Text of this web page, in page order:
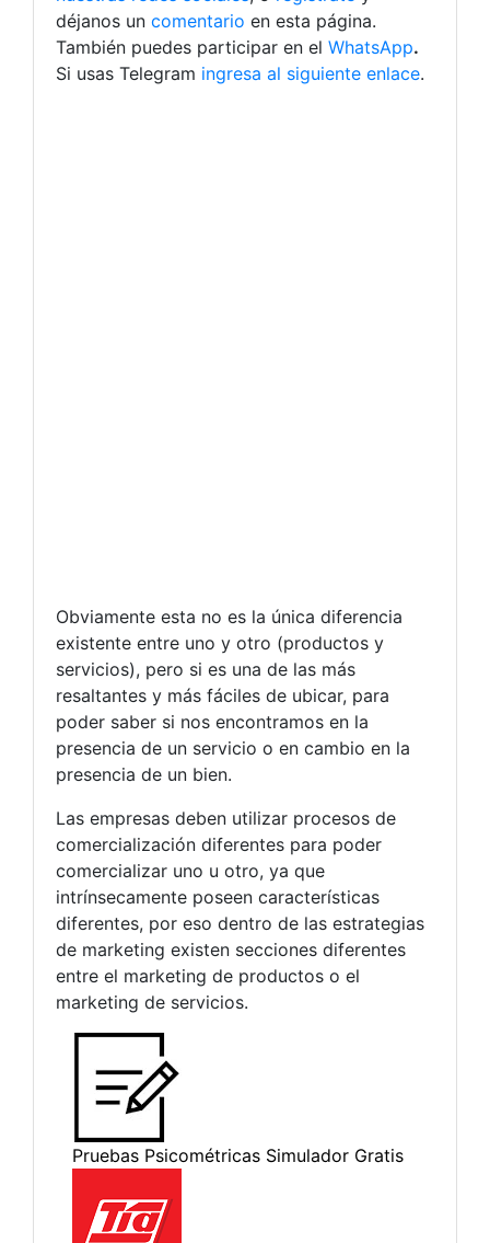
déjanos un comentario en esta página.
También puedes participar en el WhatsApp.
Si usas Telegram ingresa al siguiente enlace.
Obviamente esta no es la única diferencia
existente entre uno y otro (productos y
servicios), pero si es una de las más
resaltantes y más fáciles de ubicar, para
poder saber si nos encontramos en la
presencia de un servicio o en cambio en la
presencia de un bien.
Las empresas deben utilizar procesos de
comercialización diferentes para poder
comercializar uno u otro, ya que
intrínsecamente poseen características
diferentes, por eso dentro de las estrategias
de marketing existen secciones diferentes
entre el marketing de productos o el
marketing de servicios.